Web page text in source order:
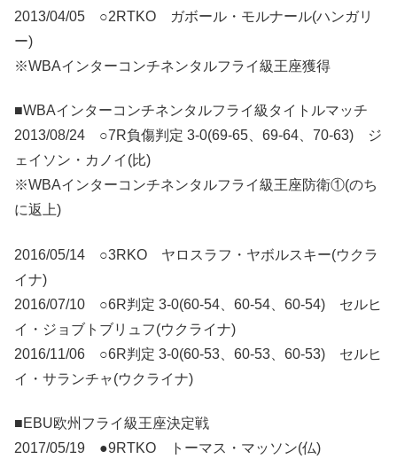
2013/04/05 ○2RTKO ガボール・モルナール(ハンガリ
ー)
※WBAインターコンチネンタルフライ級王座獲得
■WBAインターコンチネンタルフライ級タイトルマッチ
2013/08/24 ○7R負傷判定 3-0(69-65、69-64、70-63) ジ
ェイソン・カノイ(比)
※WBAインターコンチネンタルフライ級王座防衛①(のち
に返上)
2016/05/14 ○3RKO ヤロスラフ・ヤボルスキー(ウクラ
イナ)
2016/07/10 ○6R判定 3-0(60-54、60-54、60-54) セルヒ
イ・ジョブトブリュフ(ウクライナ)
2016/11/06 ○6R判定 3-0(60-53、60-53、60-53) セルヒ
イ・サランチャ(ウクライナ)
■EBU欧州フライ級王座決定戦
2017/05/19 ●9RTKO トーマス・マッソン(仏)